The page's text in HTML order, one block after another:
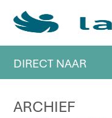
DIRECT NAAR
ARCHIEF